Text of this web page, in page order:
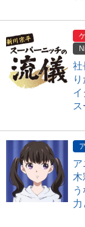
社
イ
ス
ア
木
力